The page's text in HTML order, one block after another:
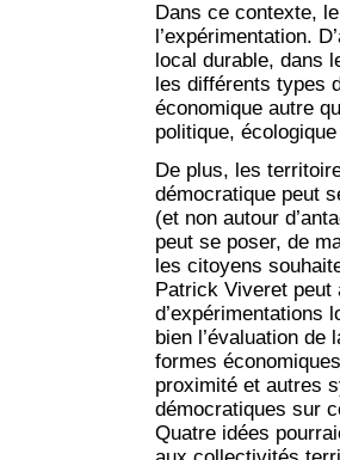
Dans ce contexte,
l’expérimentation.
local durable, dans
les différents types
économique autre
politique,
De plus, les
démocratique peut
(et non autour
peut se poser, de
les citoyens
Patrick Viveret peut
d’expérimentations
bien l’évaluation
formes
proximité et autres
démocratiques sur
Quatre idées